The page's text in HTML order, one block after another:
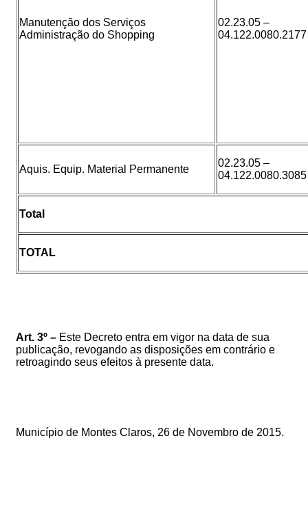
Manutenção dos Serviços
Administração do Shopping
02.23.05 –
04.122.0080.2177
Aquis. Equip. Material Permanente
02.23.05 –
04.122.0080.3085
Total
TOTAL
Art. 3º – Este Decreto entra em vigor na data de sua
publicação, revogando as disposições em contrário e
retroagindo seus efeitos à presente data.
Município de Montes Claros, 26 de Novembro de 2015.